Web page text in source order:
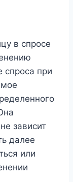
в спросе
спроса при
зависит
далее
или